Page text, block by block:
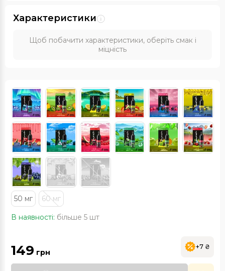
Характеристики
Щоб побачити характеристики, оберіть смак і
міцність
50 мг 60 мг
В наявності: більше 5 шт
149 грн
+7 ₴